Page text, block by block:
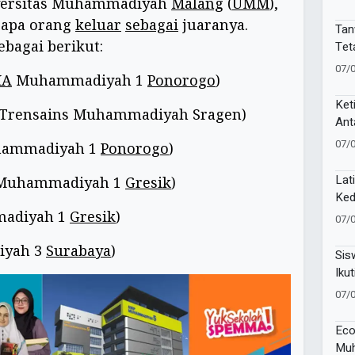
orang keluar sebagai juaranya.
berikut:
Muhammadiyah 1 Ponorogo)
Muhammadiyah Sragen)
1 Ponorogo)
1 Gresik)
1 Gresik)
3 Surabaya)
07/
07/
07/
07/